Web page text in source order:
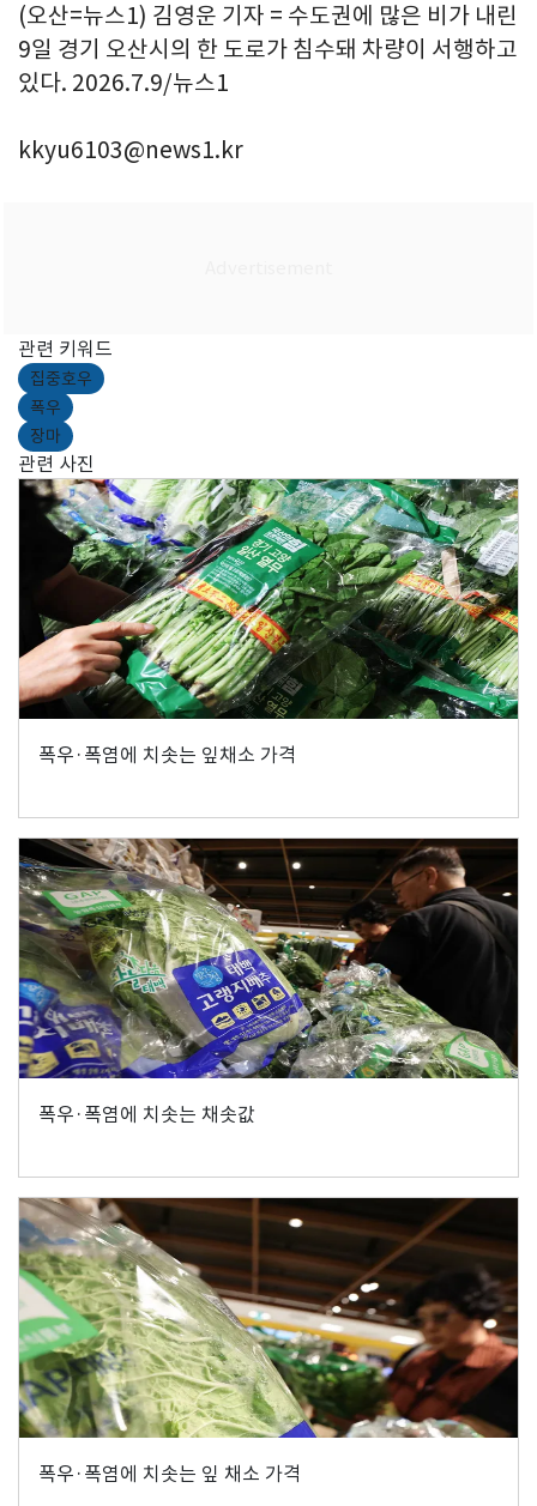
(오산=뉴스1) 김영운 기자 = 수도권에 많은 비가 내린
9일 경기 오산시의 한 도로가 침수돼 차량이 서행하고
있다. 2026.7.9/뉴스1
kkyu6103@news1.kr
관련 키워드
집중호우
폭우
장마
관련 사진
폭우·폭염에 치솟는 잎채소 가격
폭우·폭염에 치솟는 채솟값
폭우·폭염에 치솟는 잎 채소 가격